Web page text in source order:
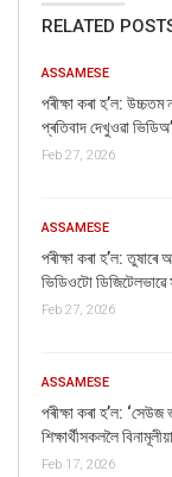
RELATED
ASSAMESE
পৰীক্ষা কৰা হ’ল: উচ্চতম
প্ৰতিবাদ দেখুওৱা
Feb 27, 2026
ASSAMESE
পৰীক্ষা কৰা হ’ল: তুষাৰে
ভিডিওটো ডিজিটেলভাৱে
Feb 27, 2026
ASSAMESE
পৰীক্ষা কৰা হ’ল:
শিক্ষাৰ্থীসকললৈ
Feb 17, 2026